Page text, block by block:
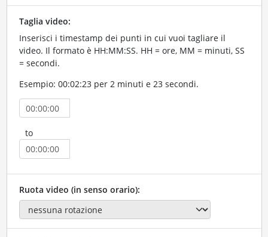
Taglia video:
Inserisci i timestamp dei punti in cui vuoi tagliare il
video. Il formato è HH:MM:SS. HH = ore, MM = minuti, SS
= secondi.
Esempio: 00:02:23 per 2 minuti e 23 secondi.
to
Ruota video (in senso orario):